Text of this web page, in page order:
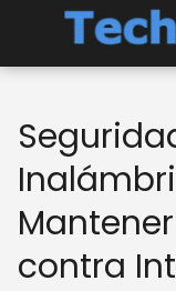
contra